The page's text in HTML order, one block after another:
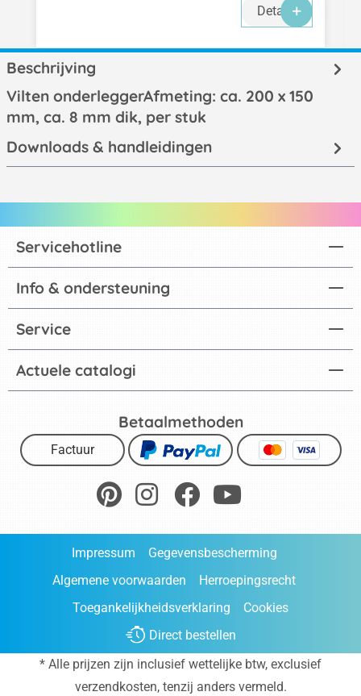
Details
Beschrijving
Vilten onderleggerAfmeting: ca. 200 x 150
mm, ca. 8 mm dik, per stuk
Downloads & handleidingen
Actuele catalogi
Servicehotline
Info & ondersteuning
Service
Betaalmethoden
Factuur
Impressum
Gegevensbescherming
Algemene voorwaarden
Herroepingsrecht
Toegankelijkheidsverklaring
Cookies
Direct bestellen
* Alle prijzen zijn inclusief wettelijke btw, exclusief
verzendkosten, tenzij anders vermeld.